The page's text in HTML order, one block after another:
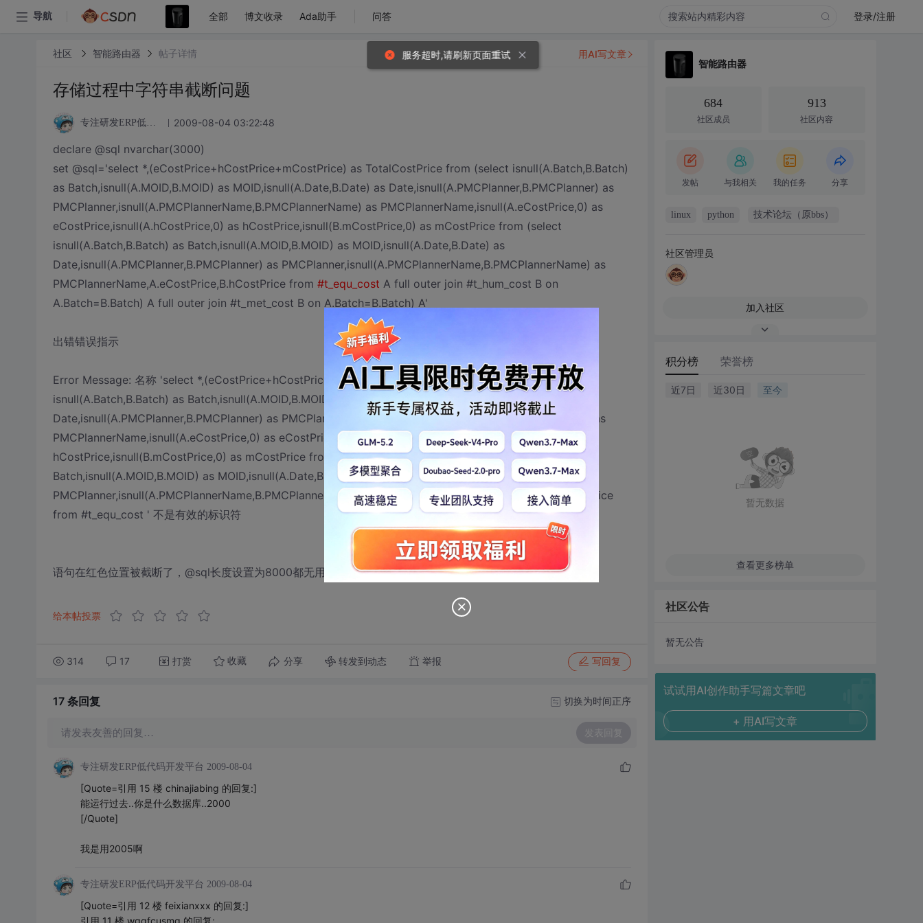
导航 全部 博文收录 Ada助手 问答 登录/注册
社区 智能路由器 帖子详情
存储过程中字符串截断问题
专注研发ERP低代码开发平台 2009-08-04 03:22:48
declare @sql nvarchar(3000)
set @sql='select *,(eCostPrice+hCostPrice+mCostPrice) as TotalCostPrice from (select isnull(A.Batch,B.Batch)
as Batch,isnull(A.MOID,B.MOID) as MOID,isnull(A.Date,B.Date) as Date,isnull(A.PMCPlanner,B.PMCPlanner) as
PMCPlanner,isnull(A.PMCPlannerName,B.PMCPlannerName) as PMCPlannerName,isnull(A.eCostPrice,0) as
eCostPrice,isnull(A.hCostPrice,0) as hCostPrice,isnull(B.mCostPrice,0) as mCostPrice from (select
isnull(A.Batch,B.Batch) as Batch,isnull(A.MOID,B.MOID) as MOID,isnull(A.Date,B.Date) as
Date,isnull(A.PMCPlanner,B.PMCPlanner) as PMCPlanner,isnull(A.PMCPlannerName,B.PMCPlannerName) as
PMCPlannerName,A.eCostPrice,B.hCostPrice from #t_equ_cost A full outer join #t_hum_cost B on
A.Batch=B.Batch) A full outer join #t_met_cost B on A.Batch=B.Batch) A'
出错错误指示
Error Message: 名称 'select *,(eCostPrice+hCostPrice+mCostPrice) as TotalCostPrice from (select
isnull(A.Batch,B.Batch) as Batch,isnull(A.MOID,B.MOID) as MOID,isnull(A.Date,B.Date) as
Date,isnull(A.PMCPlanner,B.PMCPlanner) as PMCPlanner,isnull(A.PMCPlannerName,B.PMCPlannerName) as
PMCPlannerName,isnull(A.eCostPrice,0) as eCostPrice,isnull(A.hCostPrice,0) as
hCostPrice,isnull(B.mCostPrice,0) as mCostPrice from (select isnull(A.Batch,B.Batch) as
Batch,isnull(A.MOID,B.MOID) as MOID,isnull(A.Date,B.Date) as Date,isnull(A.PMCPlanner,B.PMCPlanner) as
PMCPlanner,isnull(A.PMCPlannerName,B.PMCPlannerName) as PMCPlannerName,A.eCostPrice,B.hCostPrice
from #t_equ_cost ' 不是有效的标识符
语句在红色位置被截断了，@sql长度设置为8000都无用。请问大家要怎么解决呢？
给本帖投票
314 17 打赏 收藏 分享 转发到动态 举报 写回复
用AI写文章
17 条回复 切换为时间正序
请发表友善的回复… 发表回复
专注研发ERP低代码开发平台 2009-08-04
[Quote=引用 15 楼 chinajiabing 的回复:]
能运行过去..你是什么数据库..2000
[/Quote]
我是用2005啊
专注研发ERP低代码开发平台 2009-08-04
[Quote=引用 12 楼 feixianxxx 的回复:]
引用 11 楼 wggfcusmq 的回复:
智能路由器
684
社区成员
913
社区内容
发帖 与我相关 我的任务 分享
linux python 技术论坛（原bbs）
社区管理员
加入社区
积分榜 荣誉榜
近7日 近30日 至今
暂无数据
查看更多榜单
社区公告
暂无公告
试试用AI创作助手写篇文章吧
+ 用AI写文章